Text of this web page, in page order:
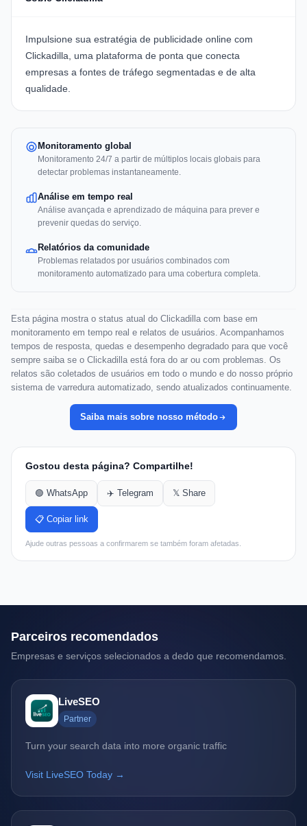
Impulsione sua estratégia de publicidade online com
Clickadilla, uma plataforma de ponta que conecta
empresas a fontes de tráfego segmentadas e de alta
qualidade.
Monitoramento global
Monitoramento 24/7 a partir de múltiplos locais globais para
detectar problemas instantaneamente.
Análise em tempo real
Análise avançada e aprendizado de máquina para prever e
prevenir quedas do serviço.
Relatórios da comunidade
Problemas relatados por usuários combinados com
monitoramento automatizado para uma cobertura completa.
Esta página mostra o status atual do Clickadilla com base em
monitoramento em tempo real e relatos de usuários. Acompanhamos
tempos de resposta, quedas e desempenho degradado para que você
sempre saiba se o Clickadilla está fora do ar ou com problemas. Os
relatos são coletados de usuários em todo o mundo e do nosso próprio
sistema de varredura automatizado, sendo atualizados continuamente.
Saiba mais sobre nosso método
Gostou desta página? Compartilhe!
🟢 WhatsApp ✈️ Telegram 𝕏 Share
📋 Copiar link
Ajude outras pessoas a confirmarem se também foram afetadas.
Parceiros recomendados
Empresas e serviços selecionados a dedo que recomendamos.
LiveSEO
Partner
Turn your search data into more organic traffic
Visit LiveSEO Today →